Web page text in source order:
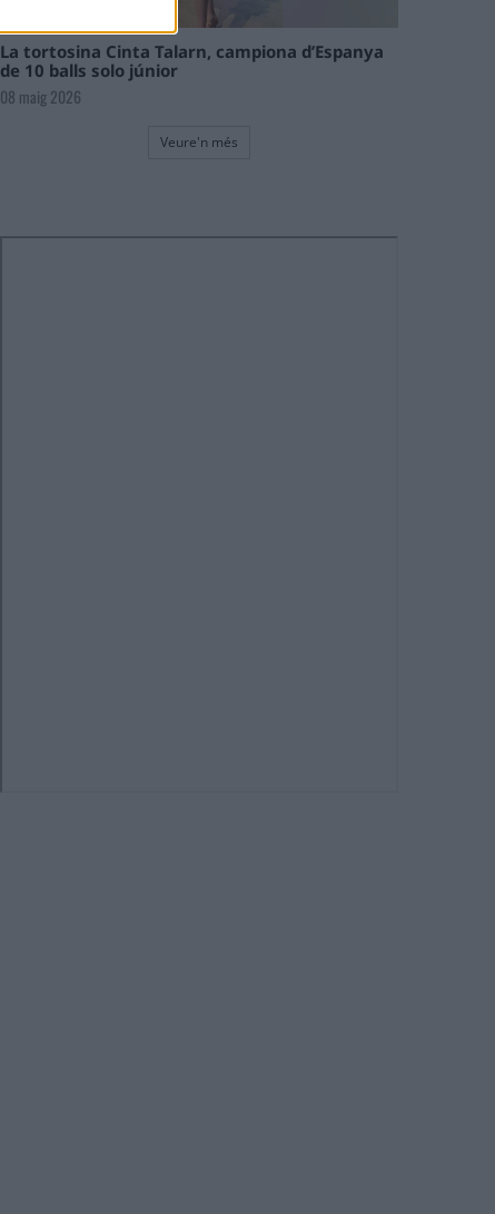
La tortosina Cinta Talarn, campiona d’Espanya
de 10 balls solo júnior
08 maig 2026
Veure'n més